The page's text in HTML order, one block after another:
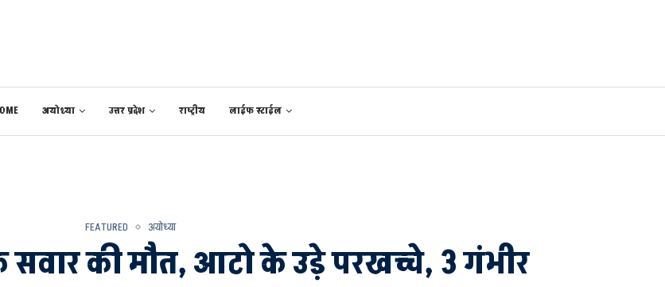
अयोध्या उत्तर प्रदेश राष्ट्रीय लाईफ स्टाईल
FEATURED अयोध्या
की मौत, आटो के उड़े परखच्चे, 3 गंभीर